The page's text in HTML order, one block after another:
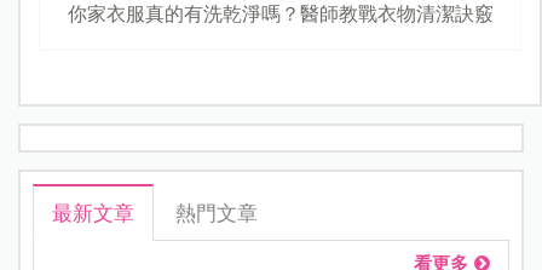
你家衣服真的有洗乾淨嗎？醫師教戰衣物清潔訣竅
最新文章 熱門文章
看更多